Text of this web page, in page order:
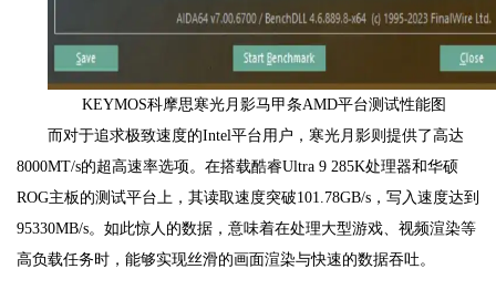
KEYMOS科摩思寒光月影马甲条AMD平台测试性能图
而对于追求极致速度的Intel平台用户，寒光月影则提供了高达
8000MT/s的超高速率选项。在搭载酷睿Ultra 9 285K处理器和华硕
ROG主板的测试平台上，其读取速度突破101.78GB/s，写入速度达到
95330MB/s。如此惊人的数据，意味着在处理大型游戏、视频渲染等
高负载任务时，能够实现丝滑的画面渲染与快速的数据吞吐。